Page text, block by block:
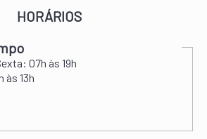
HORÁRIOS
07h às 19h
às 13h